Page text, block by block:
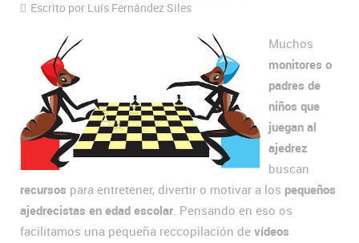
Escrito por Luís Fernández Siles
Muchos
monitores o
padres de
niños que
juegan al
ajedrez
buscan
recursos para entretener, divertir o motivar a los pequeños
ajedrecistas en edad escolar. Pensando en eso os
facilitamos una pequeña reccopilación de vídeos